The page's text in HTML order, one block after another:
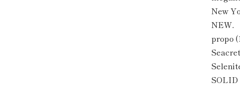
New
NEW．
propo